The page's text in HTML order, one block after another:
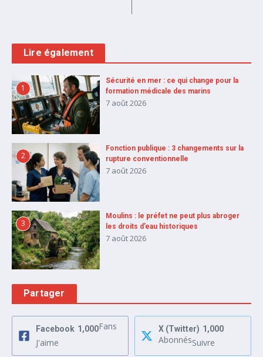
Lire également
1
Sécurité en mer : ce qui change pour la
formation médicale des marins
7 août 2026
2
Fonction publique : 3 changements sur la
rupture conventionnelle
7 août 2026
3
Moulins : le préfet ne peut plus abroger
les droits d’eau historiques
7 août 2026
Partager
Facebook 1,000Fans
J'aime
X (Twitter) 1,000
AbonnésSuivre